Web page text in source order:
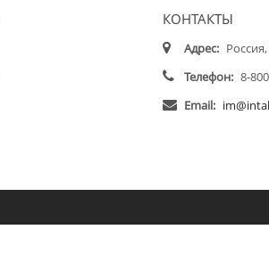
КОНТАКТЫ
Адрес:
Телефон: 8-
Email: